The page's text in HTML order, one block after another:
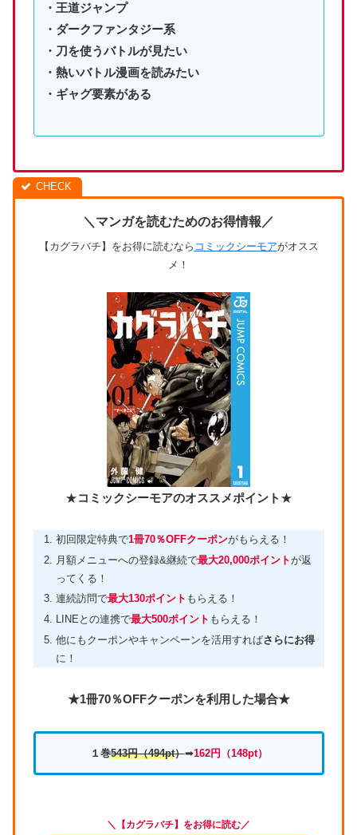
・王道ジャンプ
・ダークファンタジー系
・刀を使うバトルが見たい
・熱いバトル漫画を読みたい
・ギャグ要素がある
＼マンガを読むためのお得情報／
【カグラバチ】をお得に読むなら コミックシーモアがオスス
メ！
★コミックシーモアのオススメポイント ★
初回限定特典で1冊70％OFFクーポンがもらえる！
月額メニューへの登録&継続で最大20,000ポイントが返
ってくる！
連続訪問で最大130ポイント もらえる！
LINEとの連携で最大500ポイント もらえる！
他にもクーポンやキャンペーンを活用すればさらにお得
に！
★1冊70％OFFクーポンを利用した場合★
１巻543円（494pt）➡162円（148pt）
＼【カグラバチ】をお得に読む／